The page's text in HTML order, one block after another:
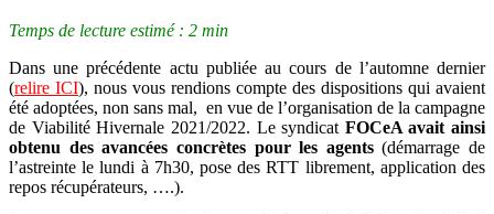
Temps de lecture estimé : 2 min
Dans une précédente actu publiée au cours de l’automne dernier
(relire ICI), nous vous rendions compte des dispositions qui avaient
été adoptées, non sans mal, en vue de l’organisation de la campagne
de Viabilité Hivernale 2021/2022. Le syndicat FOCeA avait ainsi
obtenu des avancées concrètes pour les agents(démarrage de
l’astreinte le lundi à 7h30, pose des RTT librement, application des
repos récupérateurs, ….).